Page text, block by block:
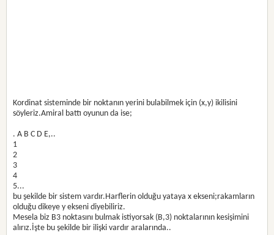
Kordinat sisteminde bir noktanın yerini bulabilmek için (x,y) ikilisini
söyleriz.Amiral battı oyunun da ise;
. A B C D E,..
1
2
3
4
5...
bu şekilde bir sistem vardır.Harflerin olduğu yataya x ekseni;rakamların
olduğu dikeye y ekseni diyebiliriz.
Mesela biz B3 noktasını bulmak istiyorsak (B,3) noktalarının kesişimini
alırız.İşte bu şekilde bir ilişki vardır aralarında..